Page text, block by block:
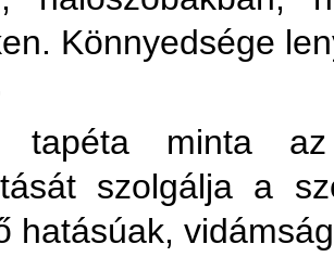
Könnyedsége
tapéta minta az
szolgálja a
hatásúak,